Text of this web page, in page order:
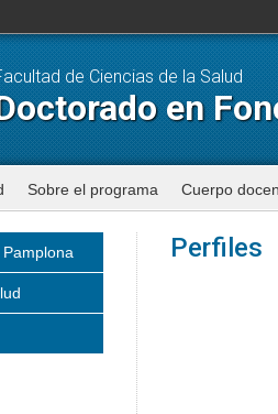
de Ciencias de la Salud
en
Sobre el programa Cuerpo
Perfiles